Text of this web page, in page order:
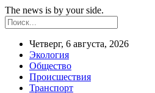
The news is by your side.
Четверг, 6 августа, 2026
Экология
Общество
Происшествия
Транспорт